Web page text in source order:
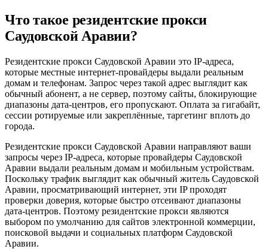
Что такое резидентские прокси
Саудовской Аравии?
Резидентские прокси Саудовской Аравии это IP-адреса,
которые местные интернет-провайдеры выдали реальным
домам и телефонам. Запрос через такой адрес выглядит как
обычный абонент, а не сервер, поэтому сайты, блокирующие
диапазоны дата-центров, его пропускают. Оплата за гигабайт,
сессии ротируемые или закреплённые, таргетинг вплоть до
города.
Резидентские прокси Саудовской Аравии направляют ваши
запросы через IP-адреса, которые провайдеры Саудовской
Аравии выдали реальным домам и мобильным устройствам.
Поскольку трафик выглядит как обычный житель Саудовской
Аравии, просматривающий интернет, эти IP проходят
проверки доверия, которые быстро отсеивают диапазоны
дата-центров. Поэтому резидентские прокси являются
выбором по умолчанию для сайтов электронной коммерции,
поисковой выдачи и социальных платформ Саудовской
Аравии.